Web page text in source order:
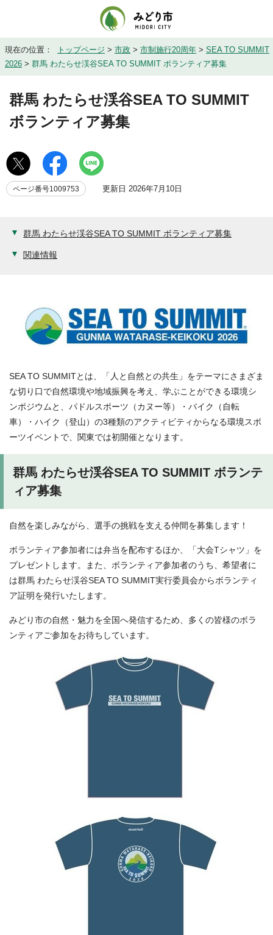
現在の位置： トップページ > 市政 > 市制施行20周年 > SEA TO SUMMIT
2026 > 群馬 わたらせ渓谷SEA TO SUMMIT ボランティア募集
群馬 わたらせ渓谷SEA TO SUMMIT
ボランティア募集
ページ番号1009753 更新日 2026年7月10日
群馬 わたらせ渓谷SEA TO SUMMIT ボランティア募集
関連情報
SEA TO SUMMITとは、「人と自然との共生」をテーマにさまざま
な切り口で自然環境や地域振興を考え、学ぶことができる環境シ
ンポジウムと、パドルスポーツ（カヌー等）・バイク（自転
車）・ハイク（登山）の3種類のアクティビティからなる環境スポ
ーツイベントで、関東では初開催となります。
群馬 わたらせ渓谷SEA TO SUMMIT ボランテ
ィア募集
自然を楽しみながら、選手の挑戦を支える仲間を募集します！
ボランティア参加者には弁当を配布するほか、「大会Tシャツ」を
プレゼントします。また、ボランティア参加者のうち、希望者に
は群馬 わたらせ渓谷SEA TO SUMMIT実行委員会からボランティ
ア証明を発行いたします。
みどり市の自然・魅力を全国へ発信するため、多くの皆様のボラ
ンティアご参加をお待ちしています。